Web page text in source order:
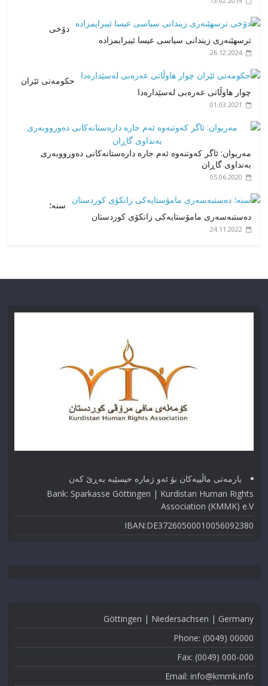
دۆخی
ترسهێنەری زیندانی سیاسی عیسا ئیبرایمزادە
26.12.2024
حکومەتی ئێران
چوار هاوڵاتی عەرەبی لەسێدارەدا
01.03.2021
مەریوان: ئاگر کەوتنەوە ئەم جارە دارەستانەکانی دەورووبەری
بەنداوی گاڕان
05.06.2020
سنە؛
دەستبەسەری مامۆستایەکی زانکۆی کوردستان
24.11.2022
یارمەتی ماڵییەکان بۆ ئەو ژماره حیسێبە بەڕێ کەن
Bank: Sparkasse Göttingen | Kurdistan Human Rights
Association (KMMK) e.V
IBAN:DE37260500010056092380
Göttingen | Niedersachsen | Germany
Phone: (0049) 00000
Fax: (0049) 000-000
Email: info@kmmk.info